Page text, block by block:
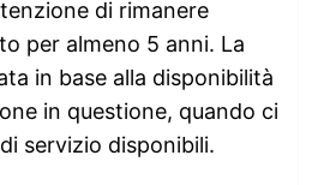
di rimanere
per almeno 5 anni. La
in base alla disponibilità
in questione, quando ci
servizio disponibili.